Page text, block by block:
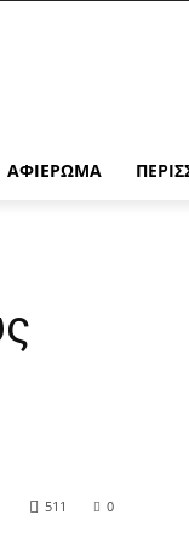
ΑΦΙΈΡΩΜΑ
0
511